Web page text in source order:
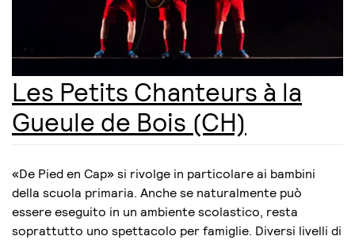
Les Petits Chanteurs à la
Gueule de Bois (CH)
«De Pied en Cap» si rivolge in particolare ai bambini
della scuola primaria. Anche se naturalmente può
essere eseguito in un ambiente scolastico, resta
soprattutto uno spettacolo per famiglie. Diversi livelli di